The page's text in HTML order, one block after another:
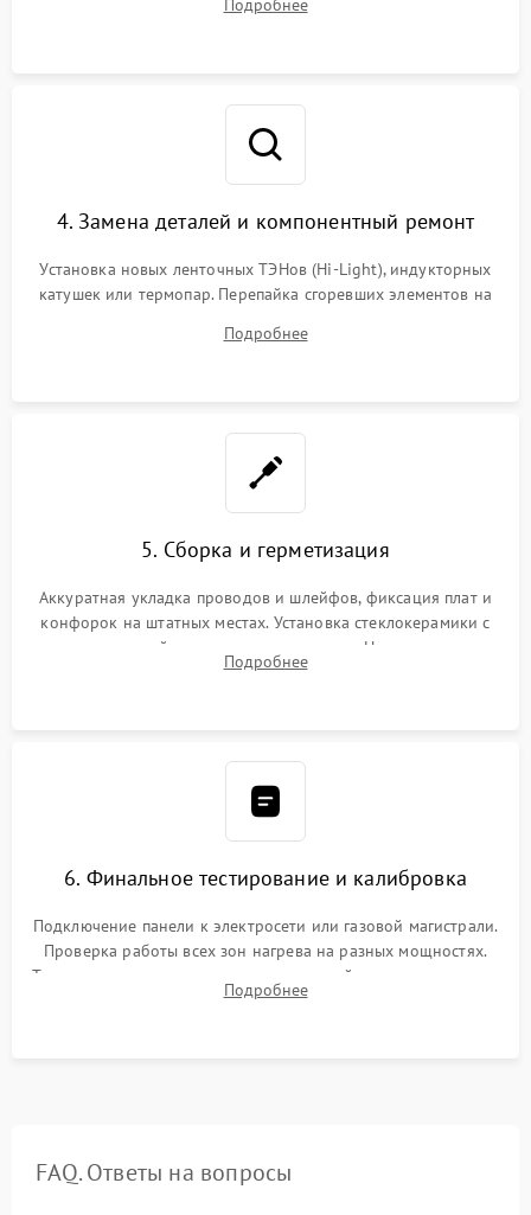
индукции). Проверка кранов и газ-контроля (для газовых
Подробнее
4. Замена деталей и компонентный ремонт
Установка новых ленточных ТЭНов (Hi-Light), индукторных
катушек или термопар. Перепайка сгоревших элементов на
дорожек. Очистка контактов и замена поврежденной
Подробнее
5. Сборка и герметизация
Аккуратная укладка проводов и шлейфов, фиксация плат и
конфорок на штатных местах. Установка стеклокерамики с
проверкой равномерности зазоров. Нанесение
термостойкого герметика или укладка уплотнительной
Подробнее
6. Финальное тестирование и калибровка
Подключение панели к электросети или газовой магистрали.
Проверка работы всех зон нагрева на разных мощностях.
Тестирование сенсорного управления, таймера, индикаторов
остаточного тепла и систем защиты от перегрева.
Подробнее
FAQ. Ответы на вопросы